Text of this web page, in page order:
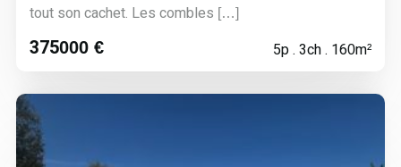
tout son cachet. Les combles […]
375000 € 5p . 3ch . 160m²